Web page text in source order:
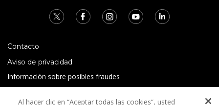
Contacto
Aviso de privacidad
Información sobre posibles fraudes
Al hacer clic en “Aceptar todas las cookies”, usted